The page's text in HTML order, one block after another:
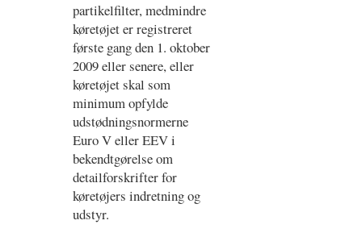
partikelfilter, medmindre
køretøjet er registreret
første gang den 1. oktober
2009 eller senere, eller
køretøjet skal som
minimum opfylde
udstødningsnormerne
Euro V eller EEV i
bekendtgørelse om
detailforskrifter for
køretøjers indretning og
udstyr.